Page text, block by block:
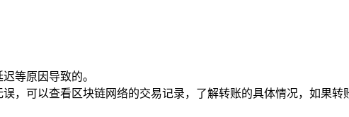
等原因导致的。
，可以查看区块链网络的交易记录，了解转账的具体情况，如果